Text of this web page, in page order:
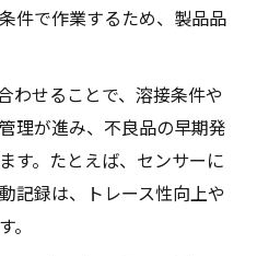
件で作業するため、製品品
わせることで、溶接条件や
理が進み、不良品の早期発
す。たとえば、センサーに
記録は、トレース性向上や